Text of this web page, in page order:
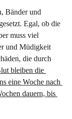
Bänder und
Egal, ob die
muss viel
und Müdigkeit
die durch
bleiben die
eine Woche nach
dauern, bis